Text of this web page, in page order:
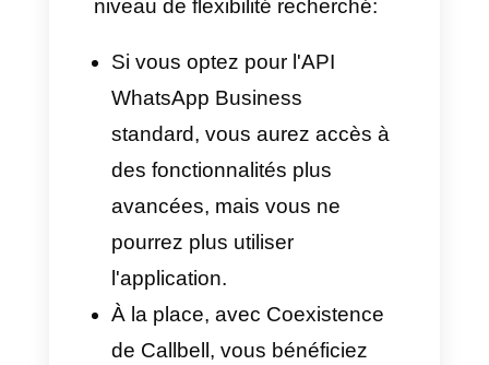
ou les communautés
Statuts
Contacts enregistrés dans
l'application
Historique des discussions
sur le téléphone portable
Simultanément, votre équipe
bénéficie de tous les avantages